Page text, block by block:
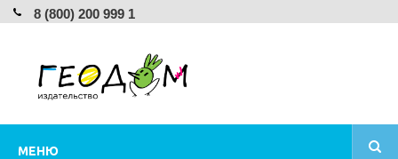
8 (800) 200 999 1
МЕНЮ